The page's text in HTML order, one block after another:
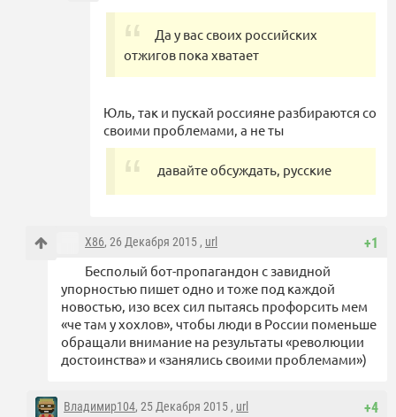
Да у вас своих российских
отжигов пока хватает
Юль, так и пускай россияне разбираются со
своими проблемами, а не ты
давайте обсуждать, русские
+1
X86, 26 Декабря 2015 , url
Бесполый бот-пропагандон с завидной
упорностью пишет одно и тоже под каждой
новостью, изо всех сил пытаясь профорсить мем
«че там у хохлов», чтобы люди в России поменьше
обращали внимание на результаты «революции
достоинства» и «занялись своими проблемами»)
+4
Владимир104, 25 Декабря 2015 , url